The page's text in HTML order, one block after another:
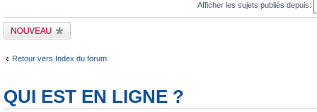
Afficher les sujets publiés depuis:
Publier un nouveau
sujet
Retour vers Index du forum
QUI EST EN LIGNE ?